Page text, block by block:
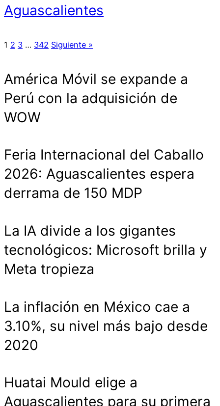
Aguascalientes
1 2 3 … 342 Siguiente »
América Móvil se expande a
Perú con la adquisición de
WOW
Feria Internacional del Caballo
2026: Aguascalientes espera
derrama de 150 MDP
La IA divide a los gigantes
tecnológicos: Microsoft brilla y
Meta tropieza
La inflación en México cae a
3.10%, su nivel más bajo desde
2020
Huatai Mould elige a
Aguascalientes para su primera